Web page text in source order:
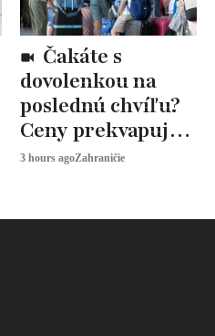
dovolenkou na
poslednú chvíľu?
Ceny prekvapujú,
odborníci radia
3 hours agoZahraničie